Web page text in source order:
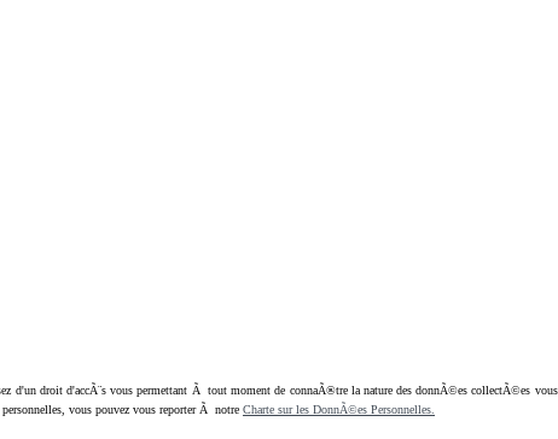
droit d'accÃ¨s vous permettant Ã tout moment de connaÃ®tre la nature des donnÃ©es collectÃ©es
vous pouvez vous reporter Ã notre Charte sur les DonnÃ©es Personnelles.